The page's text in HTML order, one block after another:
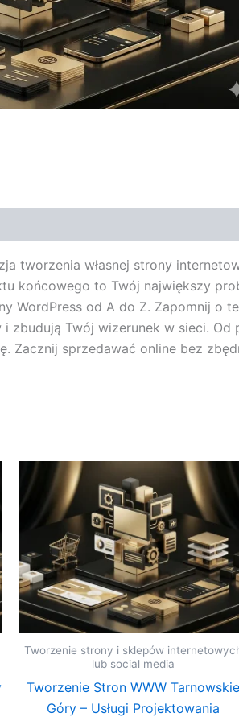
tworzenia własnej strony
końcowego to Twój największy
WordPress od A do Z. Zapomnij
zbudują Twój wizerunek w sieci.
Zacznij sprzedawać online bez
Tworzenie strony i sklepów
lub social media
Tworzenie Stron WWW Tarnowskie
Góry – Usługi Projektowania